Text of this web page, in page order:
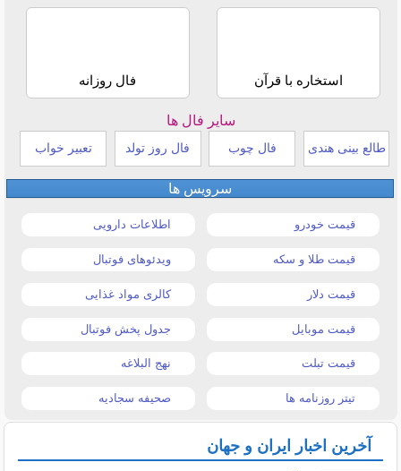
استخاره با قرآن فال روزانه
سایر فال ها
طالع بینی هندی فال چوب فال روز تولد تعبیر خواب
سرویس ها
قیمت خودرو اطلاعات دارویی
قیمت طلا و سکه ویدئوهای فوتبال
قیمت دلار کالری مواد غذایی
قیمت موبایل جدول پخش فوتبال
قیمت تبلت نهج البلاغه
تیتر روزنامه ها صحیفه سجادیه
آخرین اخبار ایران و جهان